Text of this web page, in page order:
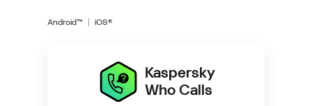
Android™ iOS®
Kaspersky
Who Calls